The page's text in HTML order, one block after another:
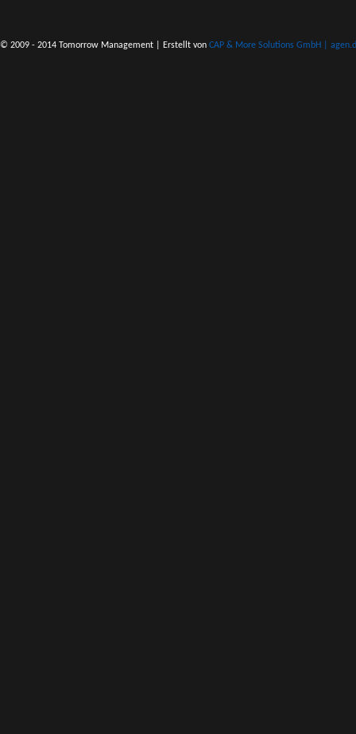
© 2009 - 2014 Tomorrow Management | Erstellt von CAP & More Solutions GmbH |